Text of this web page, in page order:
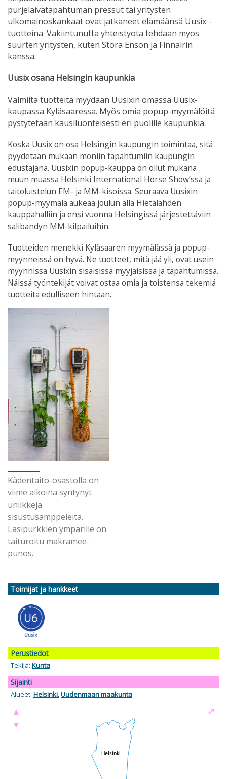
purjelaivatapahtuman pressut tai yritysten
ulkomainoskankaat ovat jatkaneet elämäänsä Uusix -
tuotteina. Vakiintunutta yhteistyötä tehdään myös
suurten yritysten, kuten Stora Enson ja Finnairin
kanssa.
Uusix osana Helsingin kaupunkia
Valmiita tuotteita myydään Uusixin omassa Uusix-
kaupassa Kyläsaaressa. Myös omia popup-myymälöitä
pystytetään kausiluonteisesti eri puolille kaupunkia.
Koska Uusix on osa Helsingin kaupungin toimintaa, sitä
pyydetään mukaan moniin tapahtumiin kaupungin
edustajana. Uusixin popup-kauppa on ollut mukana
muun muassa Helsinki International Horse Show’ssa ja
taitoluistelun EM- ja MM-kisoissa. Seuraava Uusixin
popup-myymälä aukeaa joulun alla Hietalahden
kauppahalliin ja ensi vuonna Helsingissä järjestettäviin
salibandyn MM-kilpailuihin.
Tuotteiden menekki Kyläsaaren myymälässä ja popup-
myynneissä on hyvä. Ne tuotteet, mitä jää yli, ovat usein
myynnissä Uusixin sisäisissä myyjäisissä ja tapahtumissa.
Näissä työntekijät voivat ostaa omia ja toistensa tekemiä
tuotteita edulliseen hintaan.
Kädentaito-osastolla on
viime aikoina syntynyt
uniikkeja
sisustusamppeleita.
Lasipurkkien ympärille on
taituroitu makramee-
punos.
Toimijat ja hankkeet
Perustiedot
Tekijä: Kunta
Sijainti
Alueet: Helsinki,Uudenmaan maakunta
▲
▼
⤢